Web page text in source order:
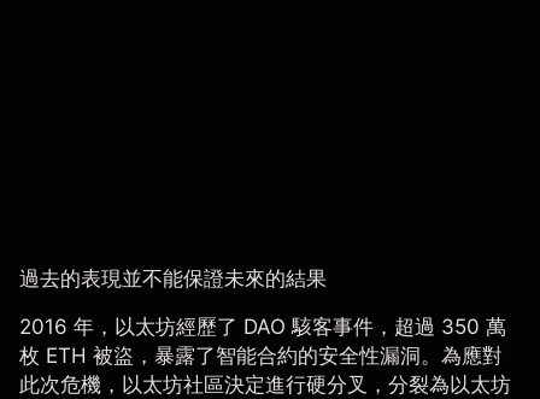
過去的表現並不能保證未來的結果
2016 年，以太坊經歷了 DAO 駭客事件，超過 350 萬
枚 ETH 被盜，暴露了智能合約的安全性漏洞。為應對
此次危機，以太坊社區決定進行硬分叉，分裂為以太坊